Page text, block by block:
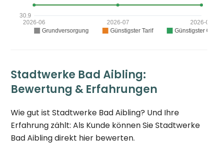
Stadtwerke Bad Aibling:
Bewertung & Erfahrungen
Wie gut ist Stadtwerke Bad Aibling? Und Ihre
Erfahrung zählt: Als Kunde können Sie Stadtwerke
Bad Aibling direkt hier bewerten.